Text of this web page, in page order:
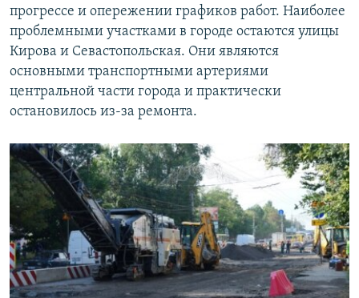
прогрессе и опережении графиков работ. Наиболее
проблемными участками в городе остаются улицы
Кирова и Севастопольская. Они являются
основными транспортными артериями
центральной части города и практически
остановилось из-за ремонта.